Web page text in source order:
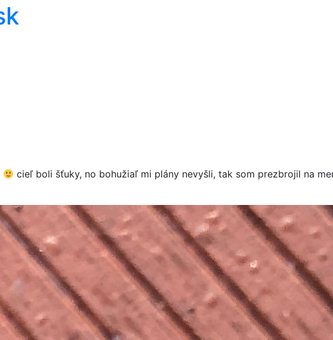
cieľ boli šťuky, no bohužiaľ mi plány nevyšli, tak som prezbrojil na